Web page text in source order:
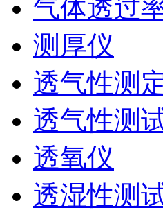
气体透过
测厚仪
透气性测
透气性测
透氧仪
透湿性测